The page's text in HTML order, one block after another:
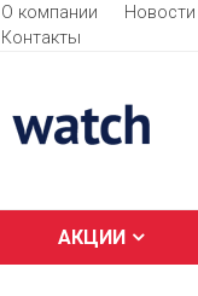
О компании Новости
Контакты
АКЦИИ